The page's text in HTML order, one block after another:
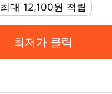
최대 12,100원 적립
최저가 클릭